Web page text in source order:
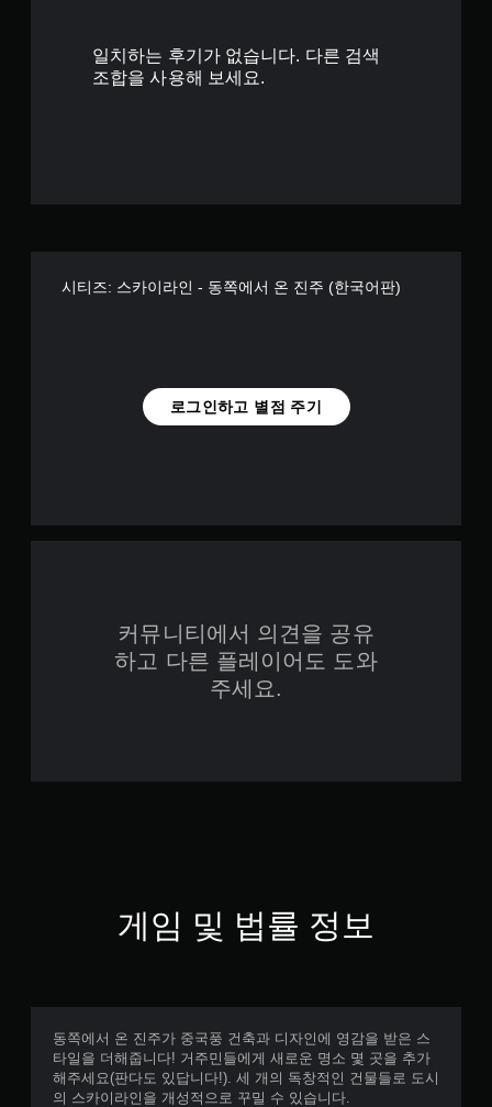
일치하는 후기가 없습니다. 다른 검색
조합을 사용해 보세요.
시티즈: 스카이라인 - 동쪽에서 온 진주 (한국어판)
로그인하고 별점 주기
커뮤니티에서 의견을 공유
하고 다른 플레이어도 도와
주세요.
게임 및 법률 정보
동쪽에서 온 진주가 중국풍 건축과 디자인에 영감을 받은 스
타일을 더해줍니다! 거주민들에게 새로운 명소 몇 곳을 추가
해주세요(판다도 있답니다!). 세 개의 독창적인 건물들로 도시
의 스카이라인을 개성적으로 꾸밀 수 있습니다.